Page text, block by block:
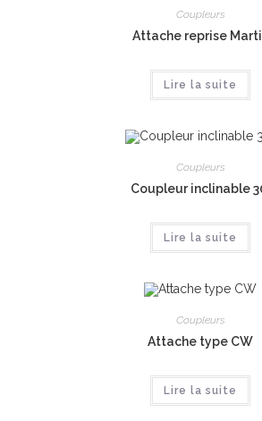
Coupleurs
Attache reprise
Lire la suite
Coupleurs
Coupleur inclinable
Lire la suite
Coupleurs
Attache type CW
Lire la suite